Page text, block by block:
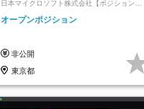
日本マイクロソフト株式会社【ポジションマ
ッチ登録】
オープンポジション
非公開
東京都